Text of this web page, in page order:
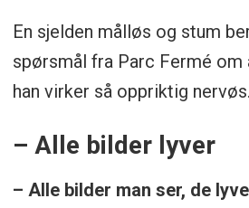
En sjelden målløs og stum
spørsmål fra Parc Fermé
han virker så oppriktig nervøs.
– Alle bilder lyver
– Alle bilder man ser, de